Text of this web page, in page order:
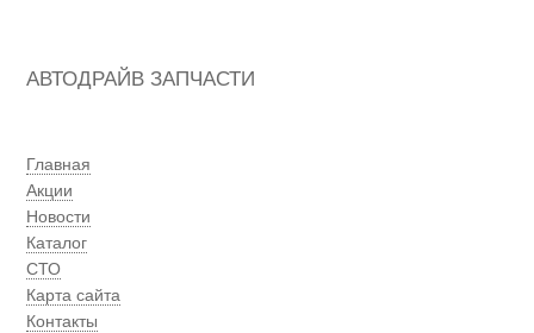
АВТОДРАЙВ ЗАПЧАСТИ
Главная
Акции
Новости
Каталог
СТО
Карта сайта
Контакты